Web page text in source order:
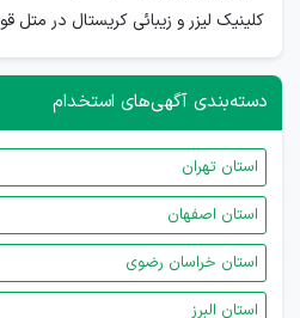
کلینیک لیزر و زیبائی کریستال در متل قو
دسته‌بندی آگهی‌های استخدام
استان تهران
استان اصفهان
استان خراسان رضوی
استان البرز